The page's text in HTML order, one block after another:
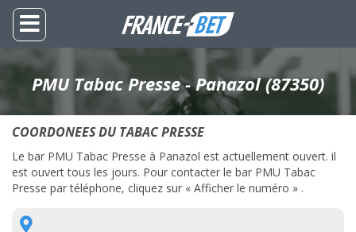
PMU Tabac Presse - Panazol (87350)
COORDONEES DU TABAC PRESSE
Le bar PMU Tabac Presse à Panazol est actuellement ouvert. il
est ouvert tous les jours. Pour contacter le bar PMU Tabac
Presse par téléphone, cliquez sur « Afficher le numéro » .